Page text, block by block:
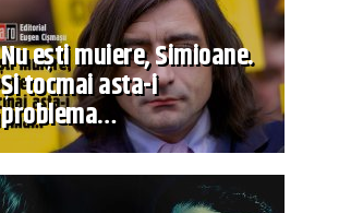
Nu ești muiere, Simioane.
Și tocmai asta-i
problema…